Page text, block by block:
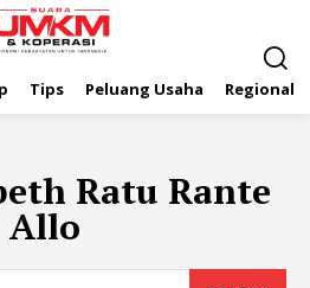
Tips Peluang Usaha Regional
Ratu Rante
Allo